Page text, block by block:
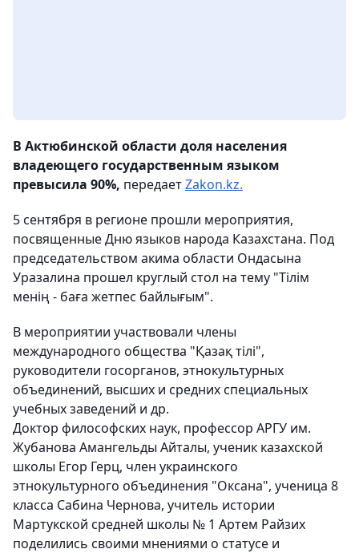
В Актюбинской области доля населения
владеющего государственным языком
превысила 90%, передаетZakon.kz.
5 сентября в регионе прошли мероприятия,
посвященные Дню языков народа Казахстана. Под
председательством акима области Ондасына
Уразалина прошел круглый стол на тему "Тілім
менің - баға жетпес байлығым".
В мероприятии участвовали члены
международного общества "Қазақ тілі",
руководители госорганов, этнокультурных
объединений, высших и средних специальных
учебных заведений и др.
Доктор философских наук, профессор АРГУ им.
Жубанова Амангельды Айталы, ученик казахской
школы Егор Герц, член украинского
этнокультурного объединения "Оксана", ученица 8
класса Сабина Чернова, учитель истории
Мартукской средней школы № 1 Артем Райзих
поделились своими мнениями о статусе и